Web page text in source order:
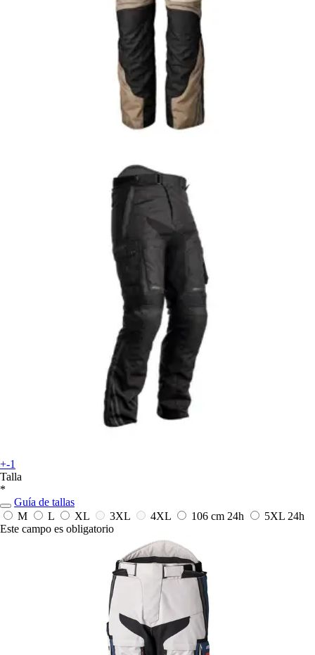
+-1
Talla
*
Guía de tallas
M
L XL 3XL 4XL 106 cm 24h 5XL 24h
Este campo es obligatorio